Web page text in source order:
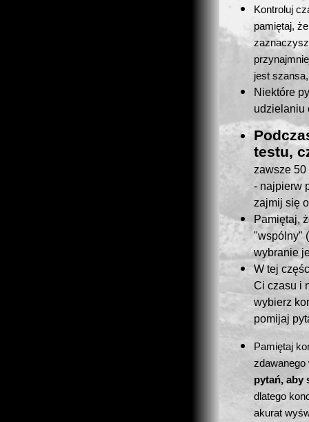
Kontroluj
pamiętaj,
jest
Niektóre
udzielaniu
testu,
zawsze 50
- najpierw
zajmij się
Pamiętaj,
"wspólny"
wybranie
W tej
Ci czasu i
wybierz
pomijaj
Pamiętaj
pytań, aby
dlatego
akurat